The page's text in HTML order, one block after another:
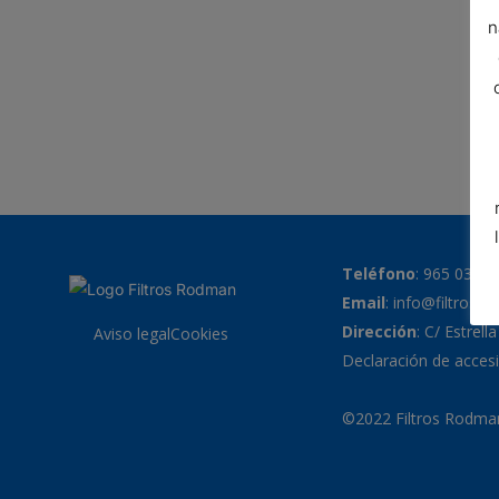
Aviso legalCookies
Teléfono: 965 038
Email:
Dirección: C/
Declaración de
©2022 Filtros